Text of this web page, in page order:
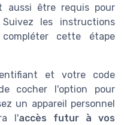
aussi être requis pour
les instructions
cette étape
et votre code
cocher l'option pour
un appareil personnel
l'accès futur à vos